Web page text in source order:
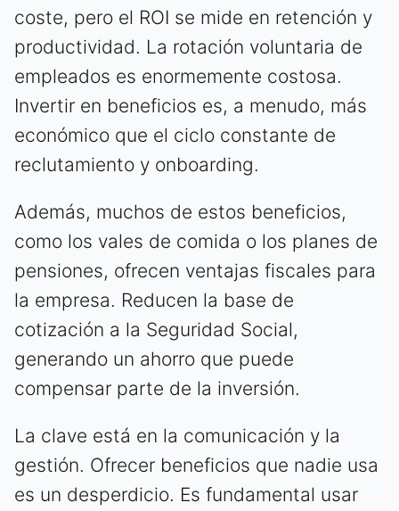
coste, pero el ROI se mide en retención y
productividad. La rotación voluntaria de
empleados es enormemente costosa.
Invertir en beneficios es, a menudo, más
económico que el ciclo constante de
reclutamiento y onboarding.
Además, muchos de estos beneficios,
como los vales de comida o los planes de
pensiones, ofrecen ventajas fiscales para
la empresa. Reducen la base de
cotización a la Seguridad Social,
generando un ahorro que puede
compensar parte de la inversión.
La clave está en la comunicación y la
gestión. Ofrecer beneficios que nadie usa
es un desperdicio. Es fundamental usar